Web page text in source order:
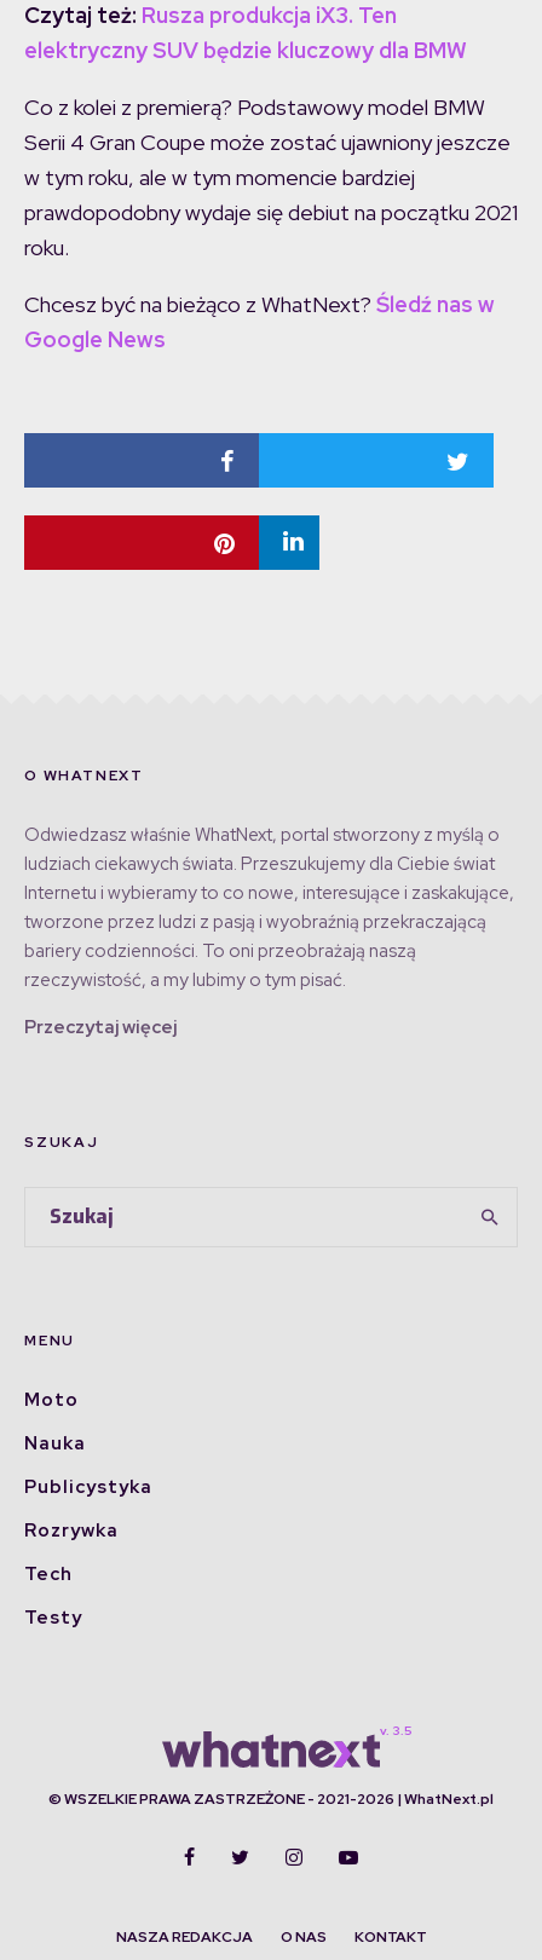
Czytaj też: Rusza produkcja iX3. Ten
elektryczny SUV będzie kluczowy dla BMW
Co z kolei z premierą? Podstawowy model BMW
Serii 4 Gran Coupe może zostać ujawniony jeszcze
w tym roku, ale w tym momencie bardziej
prawdopodobny wydaje się debiut na początku 2021
roku.
Chcesz być na bieżąco z WhatNext? Śledź nas w
Google News
O WHATNEXT
Odwiedzasz właśnie WhatNext, portal stworzony z myślą o
ludziach ciekawych świata. Przeszukujemy dla Ciebie świat
Internetu i wybieramy to co nowe, interesujące i zaskakujące,
tworzone przez ludzi z pasją i wyobraźnią przekraczającą
bariery codzienności. To oni przeobrażają naszą
rzeczywistość, a my lubimy o tym pisać.
Przeczytaj więcej
SZUKAJ
MENU
Moto
Nauka
Publicystyka
Rozrywka
Tech
Testy
© WSZELKIE PRAWA ZASTRZEŻONE - 2021-2026 | WhatNext.pl
NASZA REDAKCJA O NAS KONTAKT